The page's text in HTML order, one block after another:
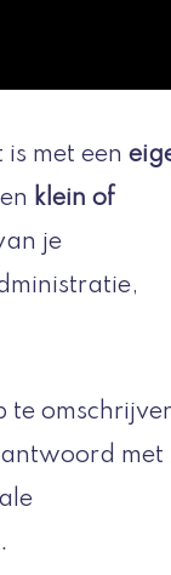
met een
klein of
je
te
met